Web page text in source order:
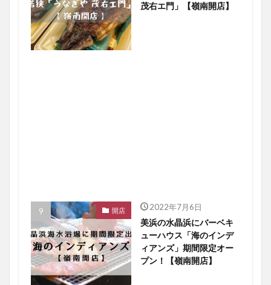
茂右エ門」【嶺南開店】
開店 2022年7月6日
美浜の水晶浜にバーベキ
ューハウス「海のインデ
ィアンズ」期間限定オー
プン！【嶺南開店】